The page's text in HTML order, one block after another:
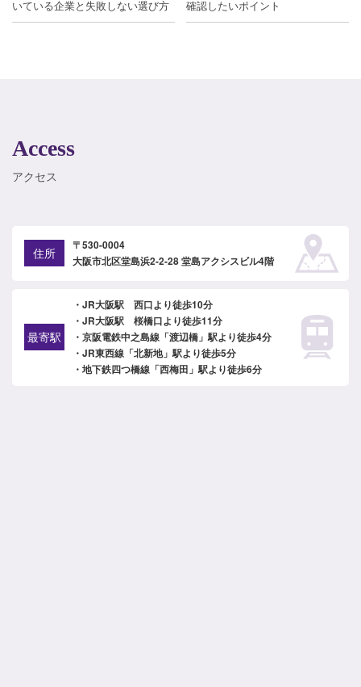
いている企業と失敗しない選び方
確認したいポイント
Access
アクセス
住所
〒530-0004
大阪市北区堂島浜2-2-28 堂島アクシスビル4階
最寄駅
・JR大阪駅 西口より徒歩10分
・JR大阪駅 桜橋口より徒歩11分
・京阪電鉄中之島線「渡辺橋」駅より徒歩4分
・JR東西線「北新地」駅より徒歩5分
・地下鉄四つ橋線「西梅田」駅より徒歩6分